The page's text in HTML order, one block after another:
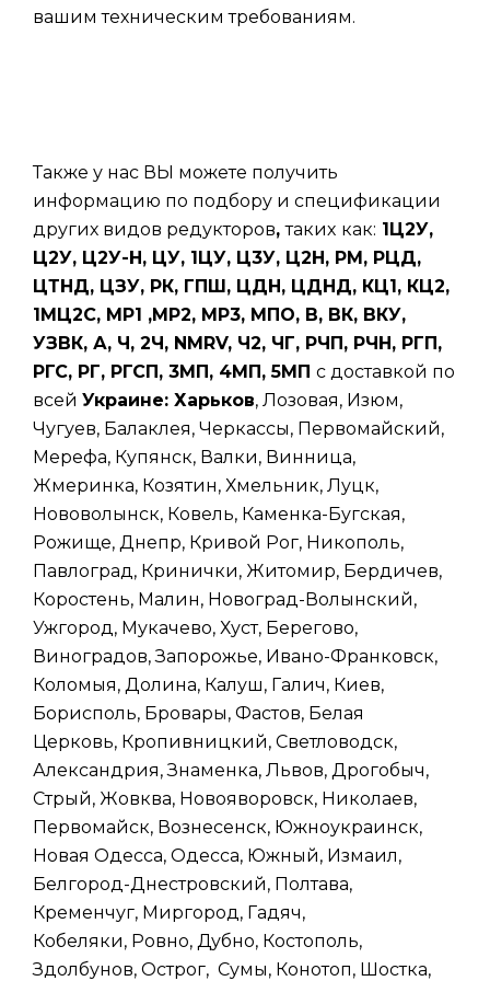
вашим техническим требованиям.
Также у нас ВЫ можете получить
информацию по подбору и спецификации
других видов редукторов,таких как: 1Ц2У,
Ц2У, Ц2У-Н, ЦУ, 1ЦУ, Ц3У, Ц2Н, РМ, РЦД,
ЦТНД, ЦЗУ, РК, ГПШ, ЦДН, ЦДНД, КЦ1, КЦ2,
1МЦ2С, МР1 ,МР2, МР3, МПО, В, ВК, ВКУ,
УЗВК, А, Ч, 2Ч, NMRV, Ч2, ЧГ, РЧП, РЧН, РГП,
РГС, РГ, РГСП, 3МП, 4МП, 5МП с доставкой по
всей Украине: Харьков, Лозовая, Изюм,
Чугуев, Балаклея, Черкассы, Первомайский,
Мерефа, Купянск, Валки, Винница,
Жмеринка, Козятин, Хмельник, Луцк,
Нововолынск, Ковель, Каменка-Бугская,
Рожище, Днепр, Кривой Рог, Никополь,
Павлоград, Кринички, Житомир, Бердичев,
Коростень, Малин, Новоград-Волынский,
Ужгород, Мукачево, Хуст, Берегово,
Виноградов, Запорожье, Ивано-Франковск,
Коломыя, Долина, Калуш, Галич, Киев,
Борисполь, Бровары, Фастов, Белая
Церковь, Кропивницкий, Светловодск,
Александрия, Знаменка, Львов, Дрогобыч,
Стрый, Жовква, Новояворовск, Николаев,
Первомайск, Вознесенск, Южноукраинск,
Новая Одесса, Одесса, Южный, Измаил,
Белгород-Днестровский, Полтава,
Кременчуг, Миргород, Гадяч,
Кобеляки, Ровно, Дубно, Костополь,
Здолбунов, Острог, Сумы, Конотоп, Шостка,